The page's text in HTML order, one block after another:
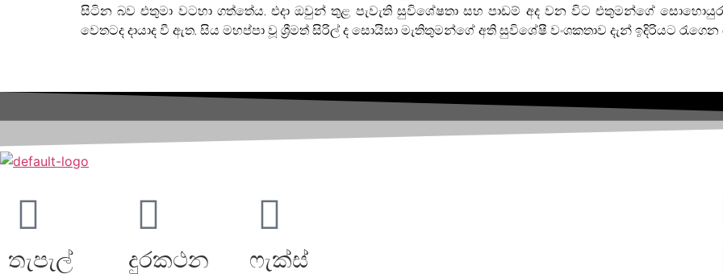
සිටින බව එතුමා වටහා ගත්තේය. එදා ඔවුන් තුළ පැවැති සුවිශේෂතා සහ පාඩම් අද වන විට එතුමන්ගේ
වෙතටද දායාද වී ඇත. සිය මහප්පා වූ ශ්‍රීමත් සිරිල් ද සොයිසා මැතිතුමන්ගේ අති සුවිශේෂී වංශකතාව දැන් ඉදිරියට
තැපැල්
දුරකථන ෆැක්ස්